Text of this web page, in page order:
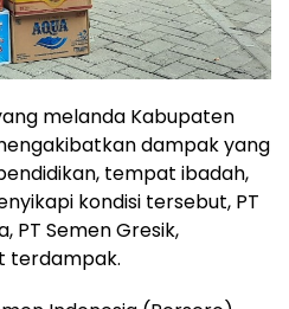
melanda Kabupaten
dampak yang
tempat ibadah,
kondisi tersebut, PT
PT Semen Gresik,
terdampak.